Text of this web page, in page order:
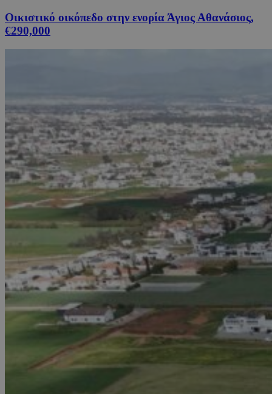
Οικιστικό οικόπεδο στην ενορία Άγιος Αθανάσιος,
€290,000